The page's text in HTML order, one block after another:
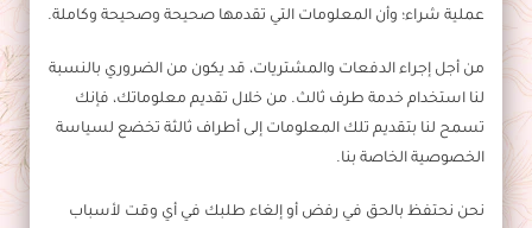
عملية شراء؛ وأن المعلومات التي تقدمها صحيحة وصحيحة وكاملة.
من أجل إجراء الدفعات والمشتريات، قد يكون من الضروري بالنسبة
لنا استخدام خدمة طرف ثالث. من خلال تقديم معلوماتك، فإنك
تسمح لنا بتقديم تلك المعلومات إلى أطراف ثالثة تخضع لسياسة
الخصوصية الخاصة بنا.
نحن نحتفظ بالحق في رفض أو إلغاء طلبك في أي وقت لأسباب